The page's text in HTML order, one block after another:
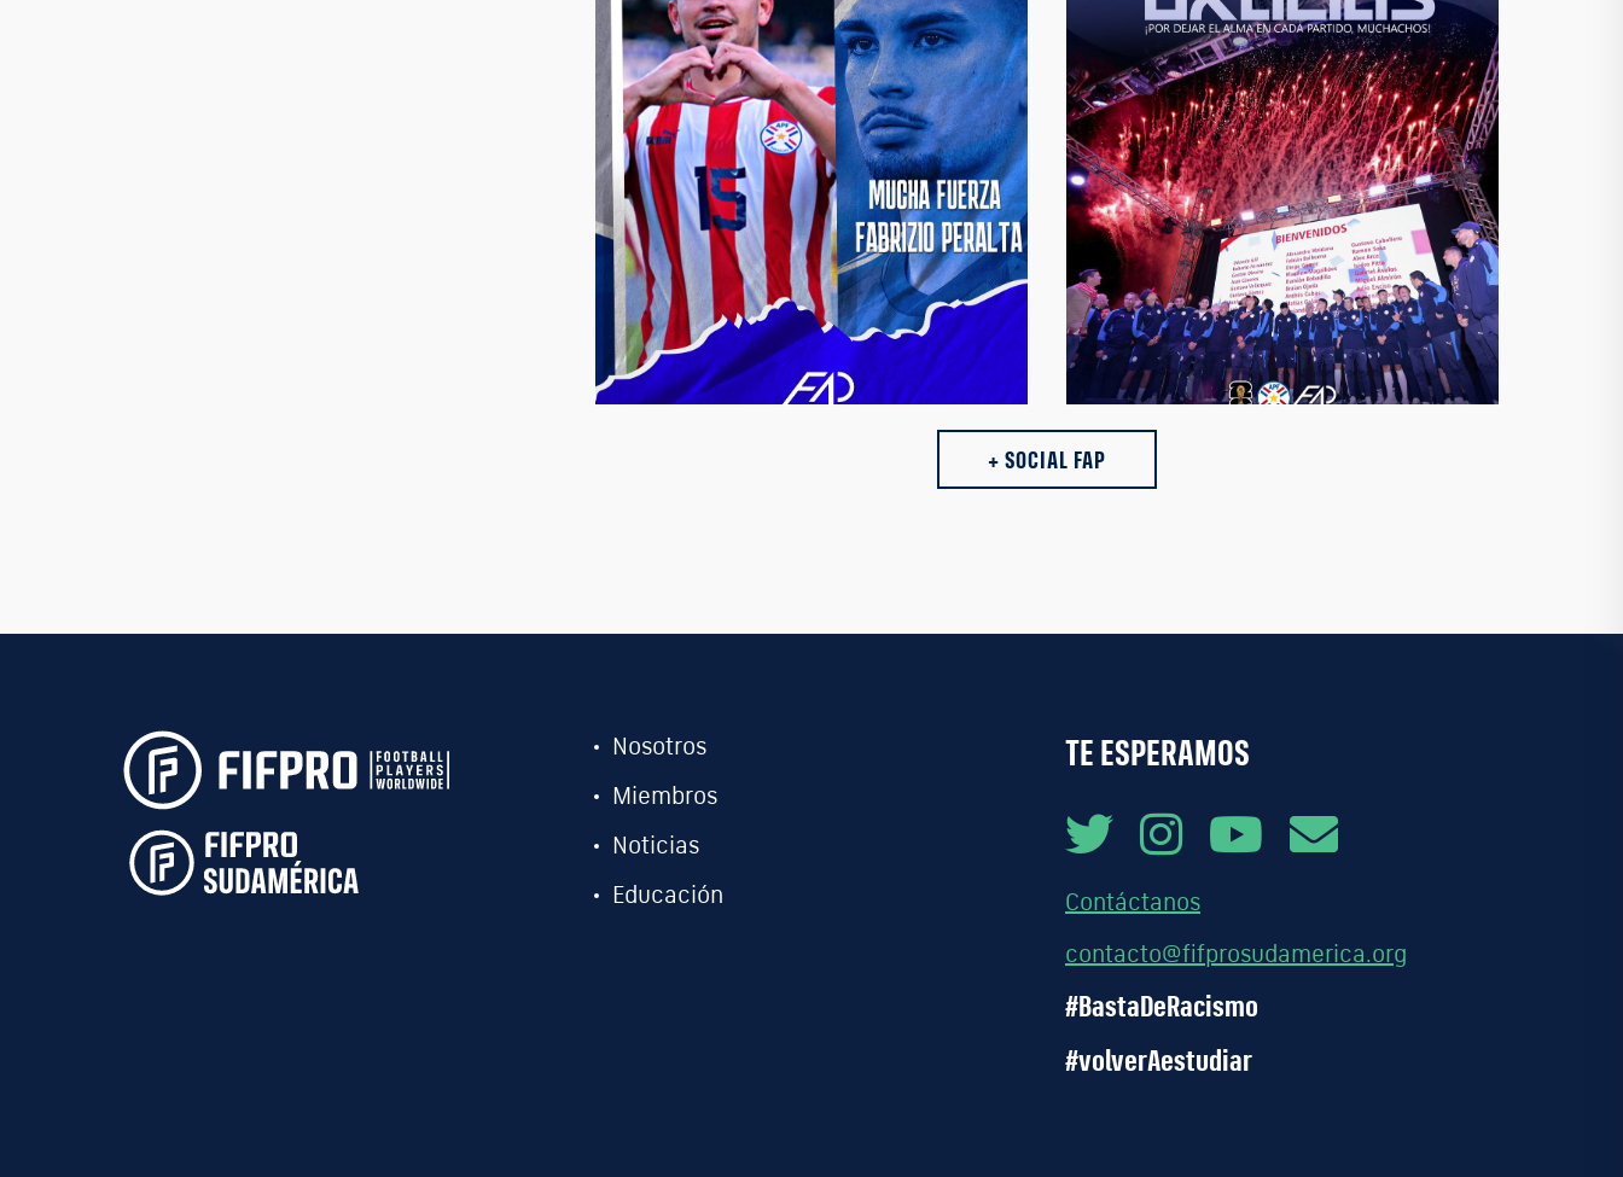
⚽️ Desde Futbolistas Asociados del Paraguay,
acompañamos, apoyamos y deseamos pronta
recuperación para el compañero futbolista Fabrizio
Peralta. 💪🏼 ¡Mucha Fuerza, Fabri! #FAP
#FutbolistasParaguayos #Paraguay
https://t.co/rZMF9dWGPq
⚽️🇵🇾 Gracias, querida @Albirroja 🙌🏻💪🏻
https://t.co/zwPXQhgbsa
+ SOCIAL FAP
Nosotros
Miembros
Noticias
Educación
TE ESPERAMOS
Contáctanos
contacto@fifprosudamerica.org
#BastaDeRacismo
#volverAestudiar